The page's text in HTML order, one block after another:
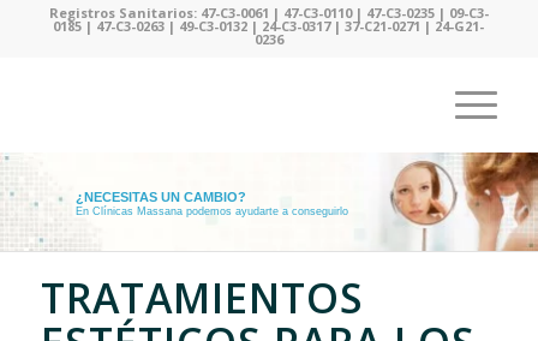
Registros Sanitarios: 47-C3-0061 | 47-C3-0110 | 47-C3-0235 | 09-C3-
0185 | 47-C3-0263 | 49-C3-0132 | 24-C3-0317 | 37-C21-0271 | 24-G21-
0236
En Clínicas Massana podemos ayudarte a conseguirlo
¿NECESITAS UN CAMBIO?
TRATAMIENTOS